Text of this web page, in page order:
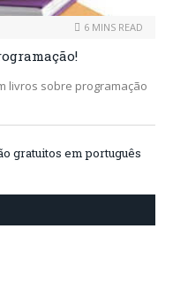
6 MINS READ
livros sobre programação
gratuitos em português